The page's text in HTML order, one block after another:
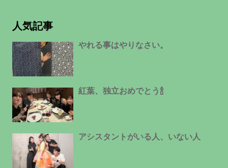
人気記事
やれる事はやりなさい。
紅葉、独立おめでとう🍾
アシスタントがいる人、いない人